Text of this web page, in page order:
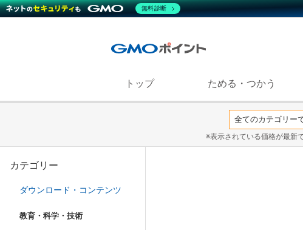
トップ ためる・つかう
※表示されている価格が最新
カテゴリー
ダウンロード・コンテンツ
教育・科学・技術
無料診断